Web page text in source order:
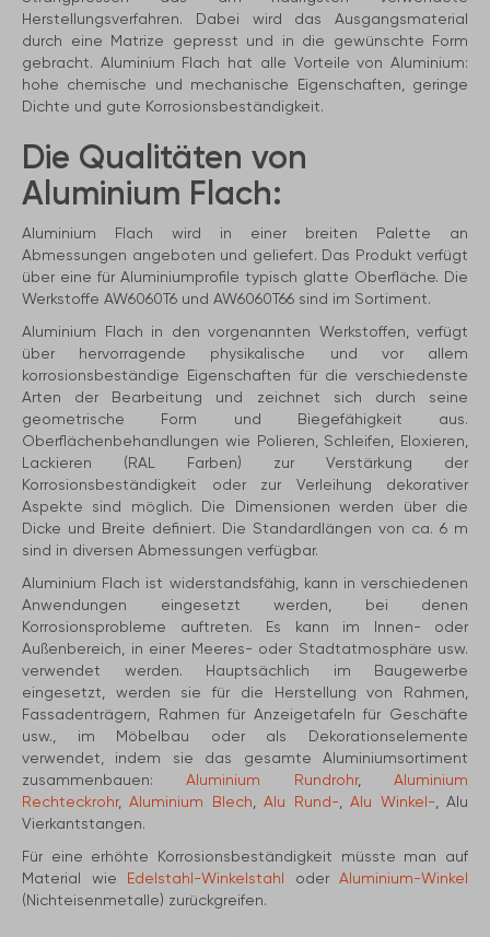
Herstellungsverfahren. Dabei wird das Ausgangsmaterial
durch eine Matrize gepresst und in die gewünschte Form
gebracht. Aluminium Flach hat alle Vorteile von Aluminium:
hohe chemische und mechanische Eigenschaften, geringe
Dichte und gute Korrosionsbeständigkeit.
Die Qualitäten von
Aluminium Flach:
Aluminium Flach wird in einer breiten Palette an
Abmessungen angeboten und geliefert. Das Produkt verfügt
über eine für Aluminiumprofile typisch glatte Oberfläche. Die
Werkstoffe AW6060T6 und AW6060T66 sind im Sortiment.
Aluminium Flach in den vorgenannten Werkstoffen, verfügt
über hervorragende physikalische und vor allem
korrosionsbeständige Eigenschaften für die verschiedenste
Arten der Bearbeitung und zeichnet sich durch seine
geometrische Form und Biegefähigkeit aus.
Oberflächenbehandlungen wie Polieren, Schleifen, Eloxieren,
Lackieren (RAL Farben) zur Verstärkung der
Korrosionsbeständigkeit oder zur Verleihung dekorativer
Aspekte sind möglich. Die Dimensionen werden über die
Dicke und Breite definiert. Die Standardlängen von ca. 6 m
sind in diversen Abmessungen verfügbar.
Aluminium Flach ist widerstandsfähig, kann in verschiedenen
Anwendungen eingesetzt werden, bei denen
Korrosionsprobleme auftreten. Es kann im Innen- oder
Außenbereich, in einer Meeres- oder Stadtatmosphäre usw.
verwendet werden. Hauptsächlich im Baugewerbe
eingesetzt, werden sie für die Herstellung von Rahmen,
Fassadenträgern, Rahmen für Anzeigetafeln für Geschäfte
usw., im Möbelbau oder als Dekorationselemente
verwendet, indem sie das gesamte Aluminiumsortiment
zusammenbauen:Aluminium Rundrohr,Aluminium
Rechteckrohr,Aluminium Blech ,Alu Rund- ,Alu Winkel- , Alu
Vierkantstangen.
Für eine erhöhte Korrosionsbeständigkeit müsste man auf
Material wie Edelstahl-Winkelstahl oder Aluminium-Winkel
(Nichteisenmetalle) zurückgreifen.